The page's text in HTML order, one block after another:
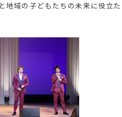
地域の子どもたちの未来に役立た